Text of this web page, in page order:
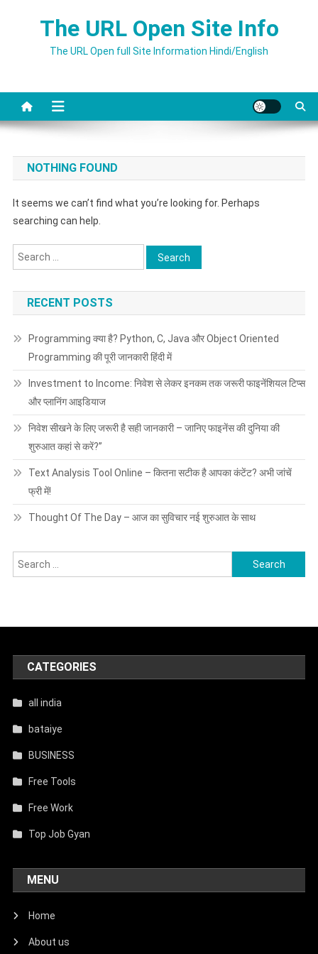
The URL Open Site Info
The URL Open full Site Information Hindi/English
NOTHING FOUND
It seems we can’t find what you’re looking for. Perhaps
searching can help.
Search
for:
RECENT POSTS
Programming क्या है? Python, C, Java और Object Oriented
Programming की पूरी जानकारी हिंदी में
Investment to Income: निवेश से लेकर इनकम तक जरूरी फाइनेंशियल टिप्स
और प्लानिंग आइडियाज
निवेश सीखने के लिए जरूरी है सही जानकारी – जानिए फाइनेंस की दुनिया की
शुरुआत कहां से करें?”
Text Analysis Tool Online – कितना सटीक है आपका कंटेंट? अभी जांचें
फ्री में!
Thought Of The Day – आज का सुविचार नई शुरुआत के साथ
Search
for:
CATEGORIES
all india
bataiye
BUSINESS
Free Tools
Free Work
Top Job Gyan
MENU
Home
About us